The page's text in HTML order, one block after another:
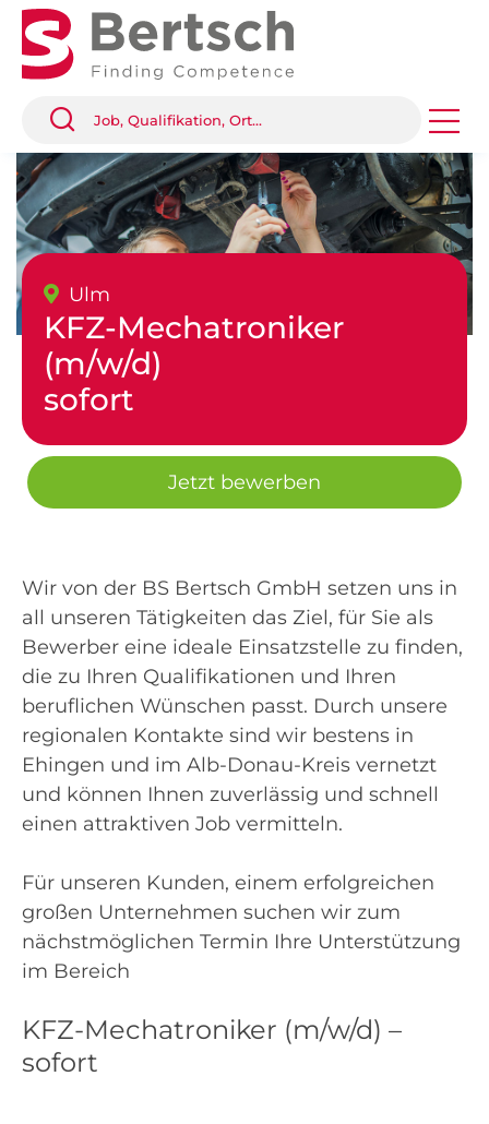
Ulm
KFZ-Mechatroniker
(m/w/d)
sofort
Jetzt bewerben
Wir von der BS Bertsch GmbH setzen uns in
all unseren Tätigkeiten das Ziel, für Sie als
Bewerber eine ideale Einsatzstelle zu finden,
die zu Ihren Qualifikationen und Ihren
beruflichen Wünschen passt. Durch unsere
regionalen Kontakte sind wir bestens ​in
Ehingen und im Alb-Donau-Kreis vernetzt
und können Ihnen zuverlässig und schnell
einen attraktiven Job vermitteln.
Für unseren Kunden, einem erfolgreichen
großen Unternehmen suchen wir zum
nächstmöglichen Termin Ihre Unterstützung
im Bereich
KFZ-Mechatroniker (m/w/d) –
sofort